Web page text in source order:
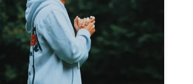
la prédication audio ici : Qui a dit
? Où se trouve-t-elle ?
21/22 et Marc 11/24 Lisons Matthieu
Matthieu 21/22 : « Tout ce que vous
avec foi par la prière, vous […]